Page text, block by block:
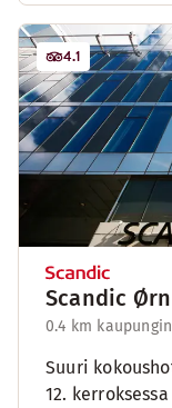
4.1
Scandic
0.4 km
Suuri
12.